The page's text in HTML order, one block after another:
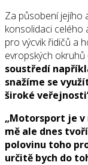
Za působení jejího
konsolidaci celého
pro výcvik řidičů a
evropských okruhů
soustředí
snažíme se
široké
„Motorsport je v
mě ale dnes
polovinu toho
určitě bych do